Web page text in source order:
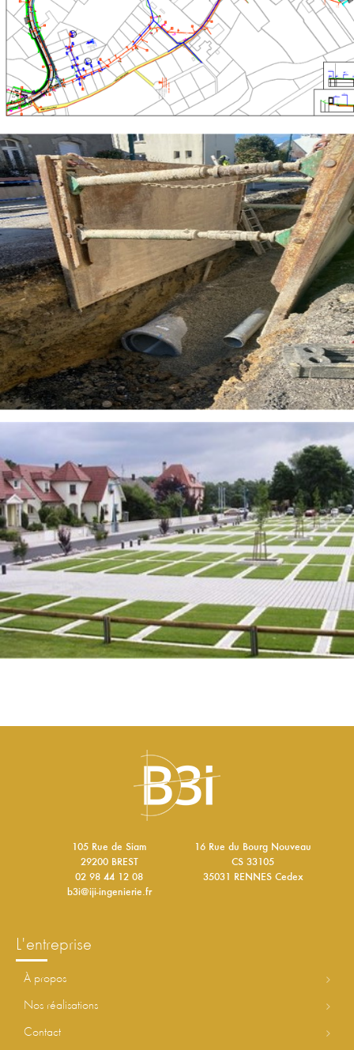
105 Rue de Siam
29200 BREST
02 98 44 12 08
b3i@iji-ingenierie.fr
16 Rue du Bourg Nouveau
CS 33105
35031 RENNES Cedex
l'entreprise
à propos
nos réalisations
contact